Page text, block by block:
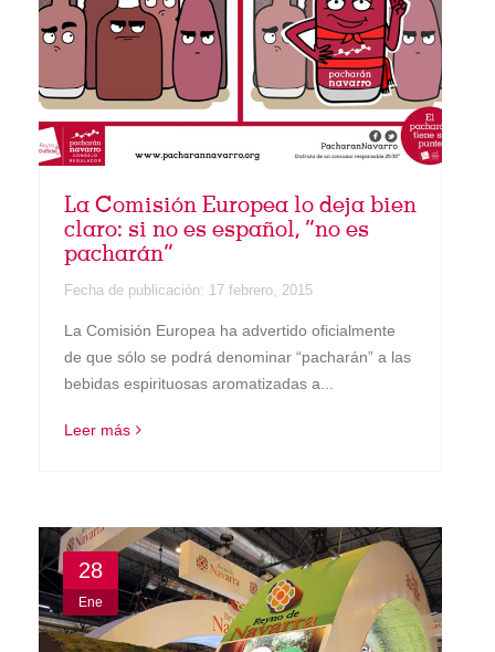
La Comisión Europea lo deja bien
claro: si no es español, “no es
pacharán”
Fecha de publicación: 17 febrero, 2015
La Comisión Europea ha advertido oficialmente
de que sólo se podrá denominar “pacharán” a las
bebidas espirituosas aromatizadas a...
Leer más
28
Ene